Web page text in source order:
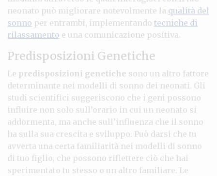
neonato può migliorare notevolmente la qualità del
sonno per entrambi, implementando tecniche di
rilassamento e una comunicazione positiva.
Predisposizioni Genetiche
Le predisposizioni genetiche sono un altro fattore
determinante nei modelli di sonno dei neonati. Gli
studi scientifici suggeriscono che i geni possono
influire non solo sull’orario in cui un neonato si
addormenta, ma anche sull’influenza che il sonno
ha sulla sua crescita e sviluppo. Può darsi che tu
avverta una certa familiarità nei modelli di sonno
di tuo figlio, che possono riflettere ciò che hai
sperimentato tu stesso o un altro familiare. Le